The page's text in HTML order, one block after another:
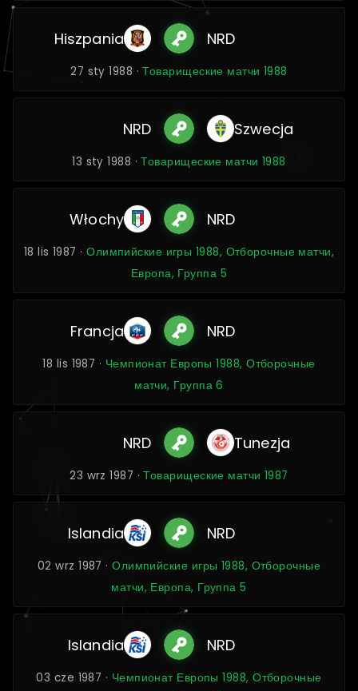
Hiszpania NRD
27 sty 1988 ·Товарищеские матчи 1988
NRD Szwecja
13 sty 1988 ·Товарищеские матчи 1988
Włochy NRD
18 lis 1987 ·Олимпийские игры 1988, Отборочные матчи,
Европа, Группа 5
Francja NRD
18 lis 1987 · Чемпионат Европы 1988, Отборочные
матчи, Группа 6
NRD Tunezja
23 wrz 1987 ·Товарищеские матчи 1987
Islandia NRD
02 wrz 1987 ·Олимпийские игры 1988, Отборочные
матчи, Европа, Группа 5
Islandia NRD
03 cze 1987 · Чемпионат Европы 1988, Отборочные